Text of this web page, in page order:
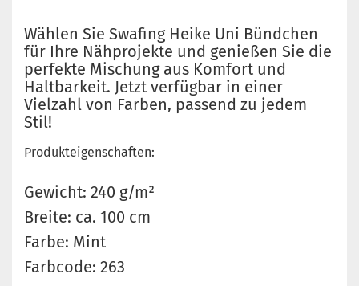
Wählen Sie Swafing Heike Uni Bündchen
für Ihre Nähprojekte und genießen Sie die
perfekte Mischung aus Komfort und
Haltbarkeit. Jetzt verfügbar in einer
Vielzahl von Farben, passend zu jedem
Stil!
Produkteigenschaften:
Gewicht: 240 g/m²
Breite: ca. 100 cm
Farbe: Mint
Farbcode: 263